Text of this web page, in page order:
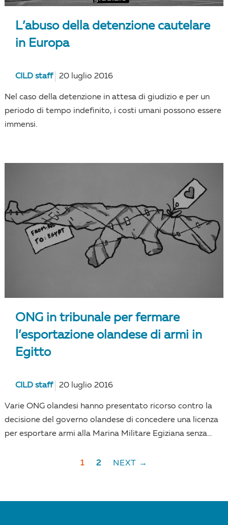
L’abuso della detenzione cautelare
in Europa
CILD staff 20 luglio 2016
Nel caso della detenzione in attesa di giudizio e per un
periodo di tempo indefinito, i costi umani possono essere
immensi.
ONG in tribunale per fermare
l’esportazione olandese di armi in
Egitto
CILD staff 20 luglio 2016
Varie ONG olandesi hanno presentato ricorso contro la
decisione del governo olandese di concedere una licenza
per esportare armi alla Marina Militare Egiziana senza...
1 2 NEXT →